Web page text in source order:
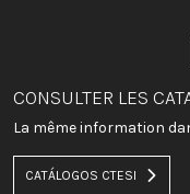
CONSULTER LES
La même information
CATÁLOGOS CTESI